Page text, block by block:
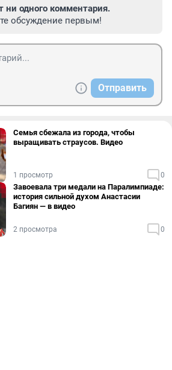
ни одного комментария.
обсуждение первым!
Отправить
Семья сбежала из города, чтобы
выращивать страусов. Видео
1 просмотр 0
Завоевала три медали на Паралимпиаде:
история сильной духом Анастасии
Багиян — в видео
2 просмотра 0